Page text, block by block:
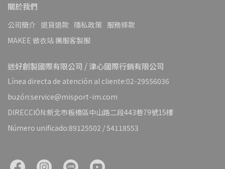
關於我們
公司簡介 退貨退款 隱私政策 服務條款
MAKEE 做衣站 團服客製服
迷好創製國際有限公司 / 津心國際行銷有限公司
Línea directa de atención al cliente:02-29556036
buzón:service@misport-im.com
DIRECCIÓN:新北市板橋區中山路二段443巷79號15樓
Número unificado:89125502 / 54118553